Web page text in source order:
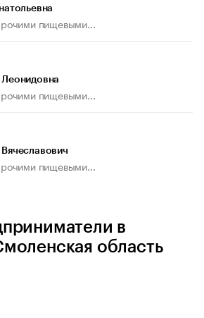
пищевыми...
пищевыми...
пищевыми...
в
область